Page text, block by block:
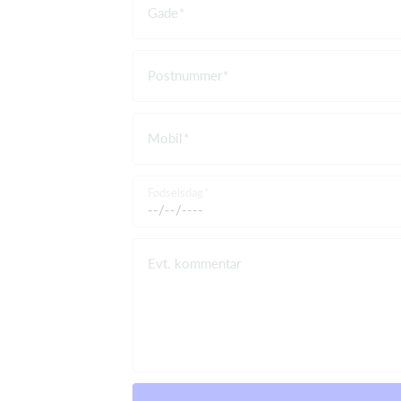
Gade
Postnummer
Mobil
Evt. kommentar